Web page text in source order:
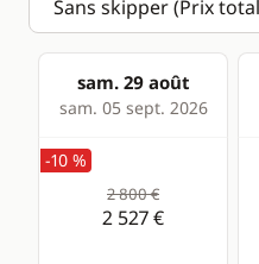
Lecteur de cartes
Loch - Speedo
Pilote automatique
Sondeur
sam. 29 août
sam. 05 sept. 2026
-10 %
2 800 €
2 527 €